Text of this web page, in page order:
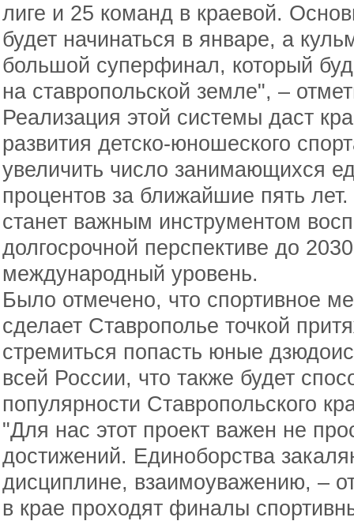
лиге и 25 команд в краевой.
будет начинаться в январе, а
большой суперфинал, который
на ставропольской земле", –
Реализация этой системы даст
развития детско-юношеского
увеличить число занимающихся
процентов за ближайшие пять
станет важным инструментом
долгосрочной перспективе до
международный уровень.
Было отмечено, что спортивное
сделает Ставрополье точкой
стремиться попасть юные
всей России, что также будет
популярности Ставропольского
"Для нас этот проект важен не
достижений. Единоборства
дисциплине, взаимоуважению, –
в крае проходят финалы